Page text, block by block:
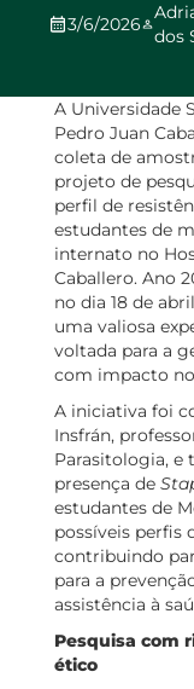
3/6/2026
dos
A Universidade
Pedro Juan
coleta de
projeto de
perfil de
estudantes de
internato no
Caballero. Ano
no dia 18 de
uma valiosa
voltada para a
com impacto
A iniciativa foi
Insfrán,
Parasitologia, e
presença de
estudantes de
possíveis perfis
contribuindo
para a
assistência à
Pesquisa com
ético